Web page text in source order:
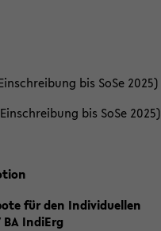
bis SoSe 2025)
bis SoSe 2025)
für den Individuellen
IndiErg